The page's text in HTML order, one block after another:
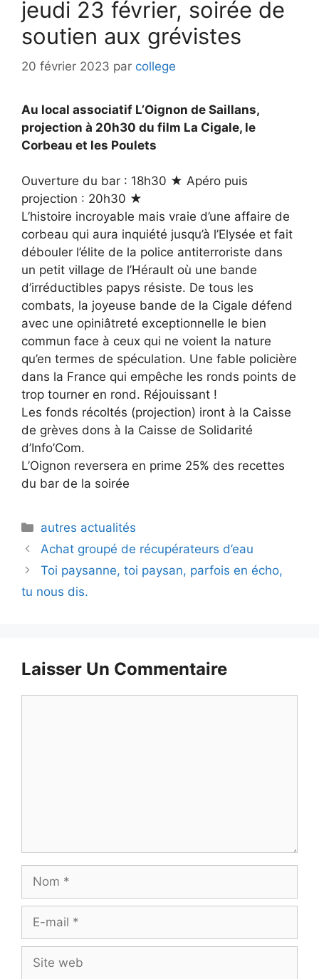
jeudi 23 février, soirée de
soutien aux grévistes
20 février 2023 par college
Au local associatif L’Oignon de Saillans,
projection à 20h30 du film La Cigale, le
Corbeau et les Poulets
Ouverture du bar : 18h30 ★ Apéro puis
projection : 20h30 ★
L’histoire incroyable mais vraie d’une affaire de
corbeau qui aura inquiété jusqu’à l’Elysée et fait
débouler l’élite de la police antiterroriste dans
un petit village de l’Hérault où une bande
d’irréductibles papys résiste. De tous les
combats, la joyeuse bande de la Cigale défend
avec une opiniâtreté exceptionnelle le bien
commun face à ceux qui ne voient la nature
qu’en termes de spéculation. Une fable policière
dans la France qui empêche les ronds points de
trop tourner en rond. Réjouissant !
Les fonds récoltés (projection) iront à la Caisse
de grèves dons à la Caisse de Solidarité
d’Info’Com.
L’Oignon reversera en prime 25% des recettes
du bar de la soirée
Catégories
autres actualités
Achat groupé de récupérateurs d’eau
Toi paysanne, toi paysan, parfois en écho,
tu nous dis.
Laisser Un Commentaire
Nom
Site
web